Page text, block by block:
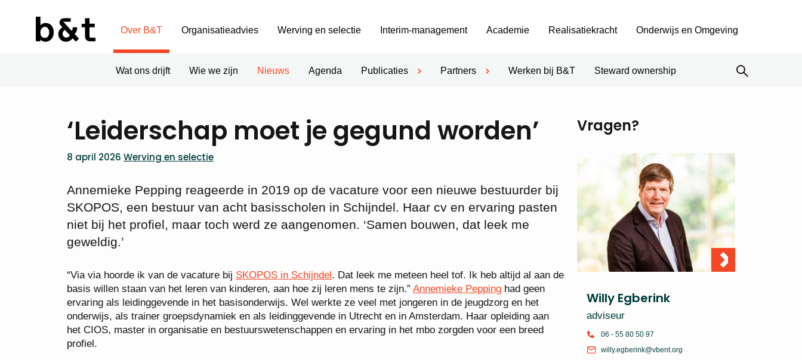
Over B&T
Wat ons drijft Wie we zijn Nieuws Agenda Publicaties Partners Werken bij B&T Steward ownership
Organisatieadvies Werving en selectie Interim-management Academie Realisatiekracht Onderwijs en Omgeving
‘Leiderschap moet je gegund worden’
8 april 2026 Werving en selectie
Annemieke Pepping reageerde in 2019 op de vacature voor een nieuwe bestuurder bij
SKOPOS, een bestuur van acht basisscholen in Schijndel. Haar cv en ervaring pasten
niet bij het profiel, maar toch werd ze aangenomen. ‘Samen bouwen, dat leek me
geweldig.’
“Via via hoorde ik van de vacature bij SKOPOS in Schijndel. Dat leek me meteen heel tof. Ik heb altijd al aan de
basis willen staan van het leren van kinderen, aan hoe zij leren mens te zijn.” Annemieke Pepping had geen
ervaring als leidinggevende in het basisonderwijs. Wel werkte ze veel met jongeren in de jeugdzorg en het
onderwijs, als trainer groepsdynamiek en als leidinggevende in Utrecht en in Amsterdam. Haar opleiding aan
het CIOS, master in organisatie en bestuurswetenschappen en ervaring in het mbo zorgden voor een breed
profiel.
Vragen?
Willy Egberink
adviseur
06 - 55 80 50 97
willy.egberink@vbent.org